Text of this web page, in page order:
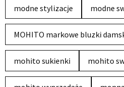
modne stylizacje modne
MOHITO markowe bluzki
mohito sukienki mohito